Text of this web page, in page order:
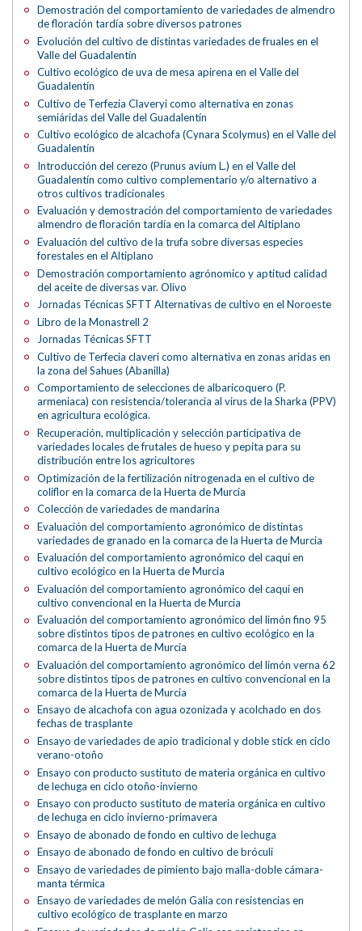
Demostración del comportamiento de variedades de almendro
de floración tardía sobre diversos patrones
Evolución del cultivo de distintas variedades de fruales en el
Valle del Guadalentín
Cultivo ecológico de uva de mesa apirena en el Valle del
Guadalentín
Cultivo de Terfezia Claveryi como alternativa en zonas
semiáridas del Valle del Guadalentín
Cultivo ecológico de alcachofa (Cynara Scolymus) en el Valle del
Guadalentín
Introducción del cerezo (Prunus avium L.) en el Valle del
Guadalentín como cultivo complementario y/o alternativo a
otros cultivos tradicionales
Evaluación y demostración del comportamiento de variedades
almendro de floración tardía en la comarca del Altiplano
Evaluación del cultivo de la trufa sobre diversas especies
forestales en el Altiplano
Demostración comportamiento agrónomico y aptitud calidad
del aceite de diversas var. Olivo
Jornadas Técnicas SFTT Alternativas de cultivo en el Noroeste
Libro de la Monastrell 2
Jornadas Técnicas SFTT
Cultivo de Terfecia claveri como alternativa en zonas aridas en
la zona del Sahues (Abanilla)
Comportamiento de selecciones de albaricoquero (P.
armeniaca) con resistencia/tolerancia al virus de la Sharka (PPV)
en agricultura ecológica.
Recuperación, multiplicación y selección participativa de
variedades locales de frutales de hueso y pepita para su
distribución entre los agricultores
Optimización de la fertilización nitrogenada en el cultivo de
coliflor en la comarca de la Huerta de Murcia
Colección de variedades de mandarina
Evaluación del comportamiento agronómico de distintas
variedades de granado en la comarca de la Huerta de Murcia
Evaluación del comportamiento agronómico del caqui en
cultivo ecológico en la Huerta de Murcia
Evaluación del comportamiento agronómico del caqui en
cultivo convencional en la Huerta de Murcia
Evaluación del comportamiento agronómico del limón fino 95
sobre distintos tipos de patrones en cultivo ecológico en la
comarca de la Huerta de Murcia
Evaluación del comportamiento agronómico del limón verna 62
sobre distintos tipos de patrones en cultivo convencional en la
comarca de la Huerta de Murcia
Ensayo de alcachofa con agua ozonizada y acolchado en dos
fechas de trasplante
Ensayo de variedades de apio tradicional y doble stick en ciclo
verano-otoño
Ensayo con producto sustituto de materia orgánica en cultivo
de lechuga en ciclo otoño-invierno
Ensayo con producto sustituto de materia orgánica en cultivo
de lechuga en ciclo invierno-primavera
Ensayo de abonado de fondo en cultivo de lechuga
Ensayo de abonado de fondo en cultivo de bróculi
Ensayo de variedades de pimiento bajo malla-doble cámara-
manta térmica
Ensayo de variedades de melón Galia con resistencias en
cultivo ecológico de trasplante en marzo